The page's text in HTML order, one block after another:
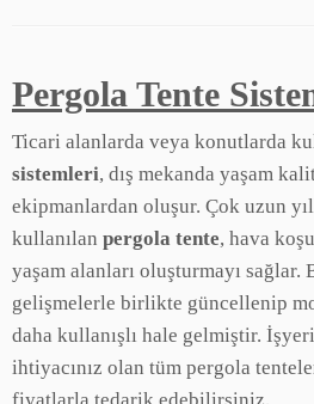
Pergola Tente
Ticari alanlarda veya konutlarda
sistemleri, dış mekanda yaşam
ekipmanlardan oluşur. Çok uzun
kullanılan pergola tente, hava
yaşam alanları oluşturmayı
gelişmelerle birlikte güncellenip
daha kullanışlı hale gelmiştir.
ihtiyacınız olan tüm pergola